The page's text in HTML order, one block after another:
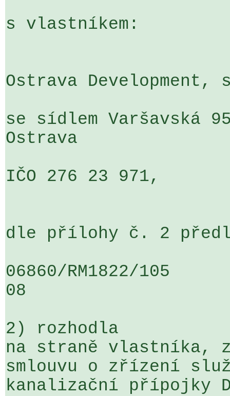
s vlastníkem:
Ostrava
se sídlem Varšavská
Ostrava
IČO 276 23 971,
dle přílohy č. 2
06860/RM1822/
08
2) rozhodla
na straně vlastníka,
smlouvu o zřízení
kanalizační přípojky